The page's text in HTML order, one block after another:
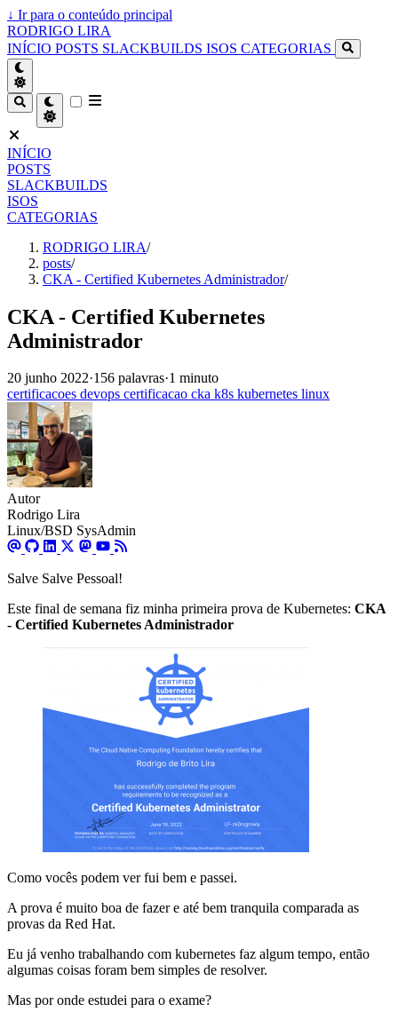
↓ Ir para o conteúdo principal
RODRIGO LIRA
INÍCIO POSTS SLACKBUILDS ISOS CATEGORIAS
INÍCIO
POSTS
SLACKBUILDS
ISOS
CATEGORIAS
RODRIGO LIRA/
posts/
CKA - Certified Kubernetes Administrador/
CKA - Certified Kubernetes
Administrador
20 junho 2022·156 palavras·1 minuto
certificacoes devops certificacao cka k8s kubernetes linux
Autor
Rodrigo Lira
Linux/BSD SysAdmin
Salve Salve Pessoal!
Este final de semana fiz minha primeira prova de Kubernetes: CKA
- Certified Kubernetes Administrador
Como vocês podem ver fui bem e passei.
A prova é muito boa de fazer e até bem tranquila comparada as
provas da Red Hat.
Eu já venho trabalhando com kubernetes faz algum tempo, então
algumas coisas foram bem simples de resolver.
Mas por onde estudei para o exame?